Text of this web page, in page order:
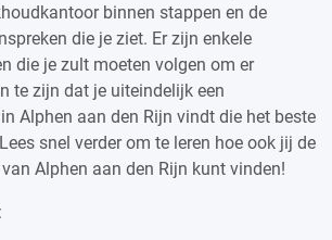
binnen stappen en de
die je ziet. Er zijn enkele
die je zult moeten volgen om er
te zijn dat je uiteindelijk een
Alphen aan den Rijn vindt die het beste
snel verder om te leren hoe ook jij de
Alphen aan den Rijn kunt vinden!